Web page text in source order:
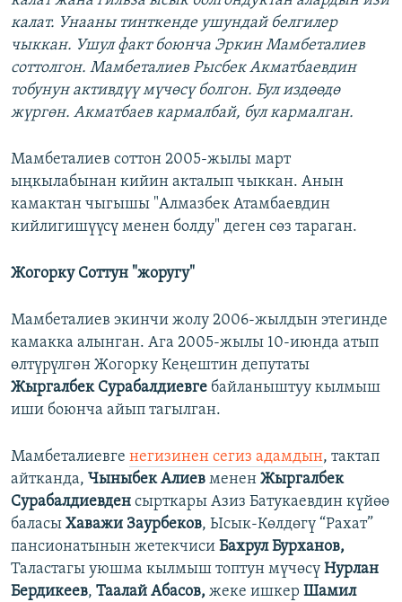
калат. Унааны тинткенде ушундай белгилер
чыккан. Ушул факт боюнча Эркин Мамбеталиев
соттолгон. Мамбеталиев Рысбек Акматбаевдин
тобунун активдүү мүчөсү болгон. Бул издөөдө
жүргөн. Акматбаев кармалбай, бул кармалган.
Мамбеталиев соттон 2005-жылы март
ыңкылабынан кийин акталып чыккан. Анын
камактан чыгышы "Алмазбек Атамбаевдин
кийлигишүүсү менен болду" деген сөз тараган.
Жогорку Соттун "жоругу"
Мамбеталиев экинчи жолу 2006-жылдын этегинде
камакка алынган. Ага 2005-жылы 10-июнда атып
өлтүрүлгөн Жогорку Кеңештин депутаты
Жыргалбек Сурабалдиевге байланыштуу кылмыш
иши боюнча айып тагылган.
Мамбеталиевге негизинен сегиз адамдын, тактап
айтканда, Чыныбек Алиев менен Жыргалбек
Сурабалдиевден сырткары Азиз Батукаевдин күйөө
баласы Хаважи Заурбеков, Ысык-Көлдөгү “Рахат”
пансионатынын жетекчиси Бахрул Бурханов,
Таластагы уюшма кылмыш топтун мүчөсү Нурлан
Бердикеев, Таалай Абасов, жеке ишкер Шамил